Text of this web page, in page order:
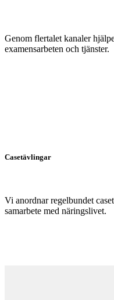
Genom flertalet kanaler
examensarbeten och tjänster.
Casetävlingar
Vi anordnar regelbundet
samarbete med näringslivet.